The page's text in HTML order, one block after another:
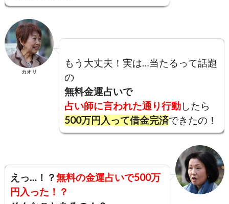
カオリ
もう大丈夫！実は…当たるって話題
の
無料金運占いで
占い師に言われた通り行動したら
500万円入って借金完済できたの！
えっ…！？無料の金運占いで500万
円入った！？